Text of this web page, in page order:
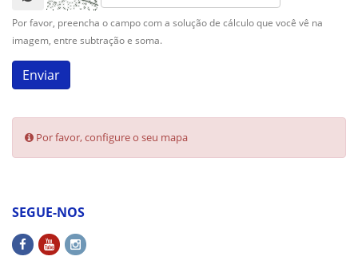
Por favor, preencha o campo com a solução de cálculo que você vê na
imagem, entre subtração e soma.
Por favor, configure o seu mapa
SEGUE-NOS